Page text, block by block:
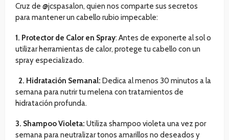
Cruz de @jcspasalon, quien nos comparte sus secretos
para mantener un cabello rubio impecable:
1. Protector de Calor en Spray: Antes de exponerte al sol o
utilizar herramientas de calor, protege tu cabello con un
spray especializado.
2. Hidratación Semanal: Dedica al menos 30 minutos a la
semana para nutrir tu melena con tratamientos de
hidratación profunda.
3. Shampoo Violeta: Utiliza shampoo violeta una vez por
semana para neutralizar tonos amarillos no deseados y